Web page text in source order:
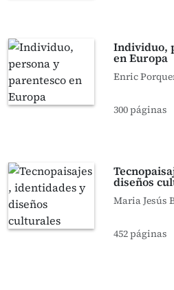
Individuo,
en Europa
Enric
300 páginas
diseños
Maria Jesús
452 páginas